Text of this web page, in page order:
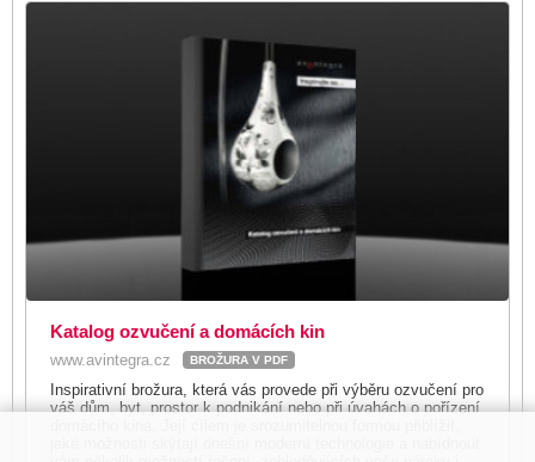
Katalog ozvučení a domácích kin
www.avintegra.cz BROŽURA V PDF
Inspirativní brožura, která vás provede při výběru ozvučení pro
váš dům, byt, prostor k podnikání nebo při úvahách o pořízení